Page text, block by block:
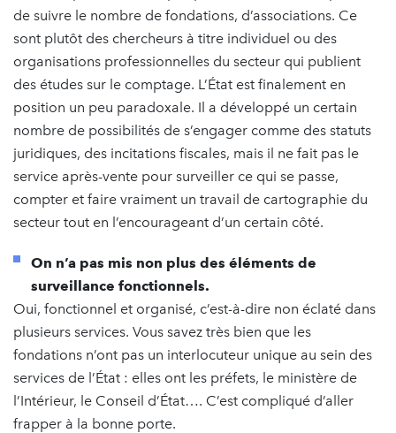
de suivre le nombre de fondations, d’associations. Ce
sont plutôt des chercheurs à titre individuel ou des
organisations professionnelles du secteur qui publient
des études sur le comptage. L’État est finalement en
position un peu paradoxale. Il a développé un certain
nombre de possibilités de s’engager comme des statuts
juridiques, des incitations fiscales, mais il ne fait pas le
service après-vente pour surveiller ce qui se passe,
compter et faire vraiment un travail de cartographie du
secteur tout en l’encourageant d’un certain côté.
On n’a pas mis non plus des éléments de
surveillance fonctionnels.
Oui, fonctionnel et organisé, c’est-à-dire non éclaté dans
plusieurs services. Vous savez très bien que les
fondations n’ont pas un interlocuteur unique au sein des
services de l’État : elles ont les préfets, le ministère de
l’Intérieur, le Conseil d’État…. C’est compliqué d’aller
frapper à la bonne porte.